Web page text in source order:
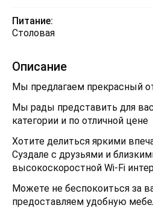
Питание:
Столовая
Описание
Мы предлагаем прекрасный
Мы рады представить для
категории и по отличной цене
Хотите делиться яркими
Суздале с друзьями и
высокоскоростной Wi-Fi
Можете не беспокоиться за
предоставляем удобную